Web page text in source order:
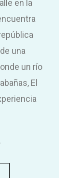
en la
una
un río
El